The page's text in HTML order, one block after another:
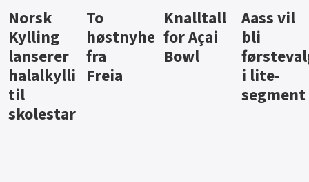
Knalltall
for Açai
Bowl
Aass vil
bli
førstevalg
i lite-
Brus og
jus fra
Berentsen
Hard
iste fra
Hansa